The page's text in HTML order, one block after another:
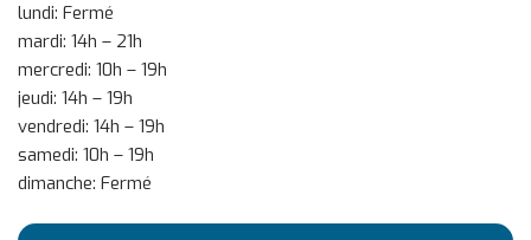
lundi: Fermé
mardi: 14h – 21h
mercredi: 10h – 19h
jeudi: 14h – 19h
vendredi: 14h – 19h
samedi: 10h – 19h
dimanche: Fermé